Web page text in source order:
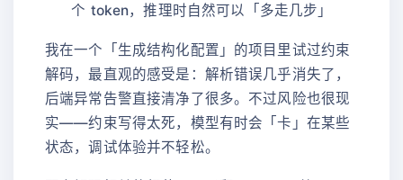
个 token，推理时自然可以「多走几步」
我在一个「生成结构化配置」的项目里试过约束
解码，最直观的感受是：解析错误几乎消失了，
后端异常告警直接清净了很多。不过风险也很现
实——约束写得太死，模型有时会「卡」在某些
状态，调试体验并不轻松。